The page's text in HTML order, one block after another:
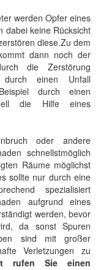
werden Opfer eines
dabei keine Rücksicht
diese.Zu dem
dann noch der
die Zerstörung
einen Unfall
durch einen
die Hilfe eines
oder andere
schnellstmöglich
Räume möglichst
sollte nur durch eine
spezialisiert
aufgrund eines
werden, bevor
da sonst Spuren
sind mit großer
Verletzungen zu
rufen Sie einen